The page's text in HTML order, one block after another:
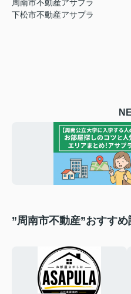
周南市不動産アサプラ
下松市不動産アサプラ
”周南市不動産”おすすめ